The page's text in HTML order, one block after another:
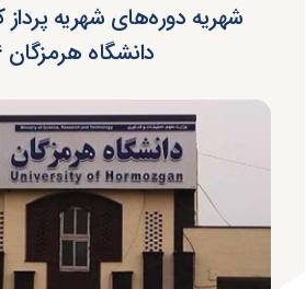
شهریه دوره‌های شهریه
دانشگاه هرمزگان ۱۴۰۴